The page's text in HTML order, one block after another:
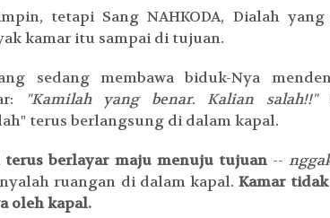
tetapi Sang NAHKODA, Dialah yang
kamar itu sampai di tujuan.
sedang membawa biduk-Nya
"Kamilah yang benar. Kalian salah!!"
terus berlangsung di dalam kapal.
berlayar maju menuju tujuan--
ruangan di dalam kapal.Kamar
oleh kapal.